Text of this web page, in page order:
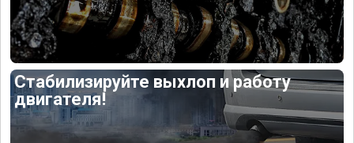
Стабилизируйте выхлоп и работу
двигателя!